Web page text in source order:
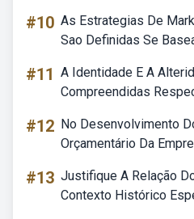
#10 As Estrategias De
Sao Definidas Se
#11 A Identidade E A
Compreendidas
#12 No Desenvolvimento
Orçamentário Da
#13 Justifique A Relação
Contexto Histórico